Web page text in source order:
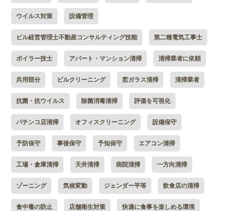
ウイルス対策 設備管理
ビル経営管理士不動産コンサルティング技能 第二種電気工事士
ボイラー技士 アパート・マンション清掃 清掃業者に依頼
共用部分 ビルクリーニング 窓ガラス清掃 清掃業者
抗菌・抗ウイルス 除菌消毒清掃 評価を可視化
パチンコ店清掃 オフィスクリーニング 設備保守
予防保守 事後保守 予知保守 エアコン清掃
工場・倉庫清掃 天井清掃 病院清掃 一方向清掃
ゾーニング 気候変動 ジェンダー平等 飲食店の清掃
食中毒の防止 店舗衛生対策 快適に食事を楽しめる環境